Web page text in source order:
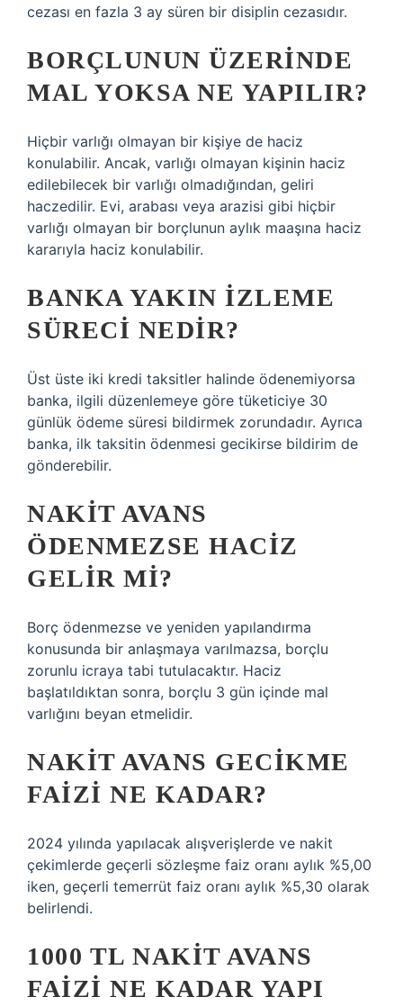
cezası en fazla 3 ay süren bir disiplin cezasıdır.
BORÇLUNUN ÜZERINDE
MAL YOKSA NE YAPILIR?
Hiçbir varlığı olmayan bir kişiye de haciz
konulabilir. Ancak, varlığı olmayan kişinin haciz
edilebilecek bir varlığı olmadığından, geliri
haczedilir. Evi, arabası veya arazisi gibi hiçbir
varlığı olmayan bir borçlunun aylık maaşına haciz
kararıyla haciz konulabilir.
BANKA YAKIN IZLEME
SÜRECI NEDIR?
Üst üste iki kredi taksitler halinde ödenemiyorsa
banka, ilgili düzenlemeye göre tüketiciye 30
günlük ödeme süresi bildirmek zorundadır. Ayrıca
banka, ilk taksitin ödenmesi gecikirse bildirim de
gönderebilir.
NAKIT AVANS
ÖDENMEZSE HACIZ
GELIR MI?
Borç ödenmezse ve yeniden yapılandırma
konusunda bir anlaşmaya varılmazsa, borçlu
zorunlu icraya tabi tutulacaktır. Haciz
başlatıldıktan sonra, borçlu 3 gün içinde mal
varlığını beyan etmelidir.
NAKIT AVANS GECIKME
FAIZI NE KADAR?
2024 yılında yapılacak alışverişlerde ve nakit
çekimlerde geçerli sözleşme faiz oranı aylık %5,00
iken, geçerli temerrüt faiz oranı aylık %5,30 olarak
belirlendi.
1000 TL NAKIT AVANS
FAIZI NE KADAR YAPI